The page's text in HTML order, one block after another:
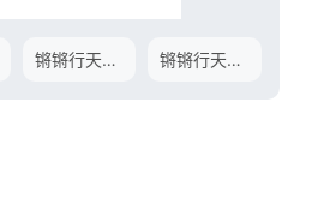
锵锵行天下第一季11.25期- 锵锵行天下第一季12.02期-